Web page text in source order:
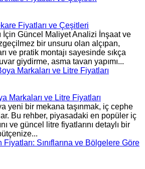
Fiyatları ve Çeşitleri
İçin Güncel Maliyet Analizi İnşaat ve
bir unsuru olan alçıpan,
ve pratik montajı sayesinde sıkça
giydirme, asma tavan yapımı...
Markaları ve Litre Fiyatları
yeni bir mekana taşınmak, iç cephe
Bu rehber, piyasadaki en popüler iç
ve güncel litre fiyatlarını detaylı bir